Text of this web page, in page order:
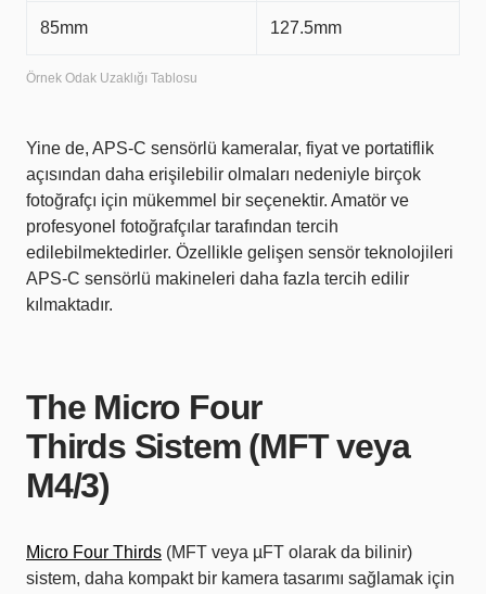
85mm 127.5mm
Örnek Odak Uzaklığı Tablosu
Yine de, APS-C sensörlü kameralar, fiyat ve portatiflik
açısından daha erişilebilir olmaları nedeniyle birçok
fotoğrafçı için mükemmel bir seçenektir. Amatör ve
profesyonel fotoğrafçılar tarafından tercih
edilebilmektedirler. Özellikle gelişen sensör teknolojileri
APS-C sensörlü makineleri daha fazla tercih edilir
kılmaktadır.
The Micro Four
Thirds Sistem (MFT veya
M4/3)
Micro Four Thirds (MFT veya µFT olarak da bilinir)
sistem, daha kompakt bir kamera tasarımı sağlamak için